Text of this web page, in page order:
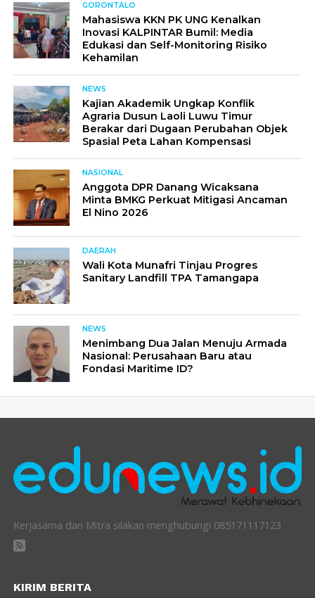
GORONTALO
Mahasiswa KKN PK UNG Kenalkan
Inovasi KALPINTAR Bumil: Media
Edukasi dan Self-Monitoring Risiko
Kehamilan
NEWS
Kajian Akademik Ungkap Konflik
Agraria Dusun Laoli Luwu Timur
Berakar dari Dugaan Perubahan Objek
Spasial Peta Lahan Kompensasi
NASIONAL
Anggota DPR Danang Wicaksana
Minta BMKG Perkuat Mitigasi Ancaman
El Nino 2026
DAERAH
Wali Kota Munafri Tinjau Progres
Sanitary Landfill TPA Tamangapa
NEWS
Menimbang Dua Jalan Menuju Armada
Nasional: Perusahaan Baru atau
Fondasi Maritime ID?
Kerjasama dan Mitra silakan menghubungi 085171117123
KIRIM BERITA